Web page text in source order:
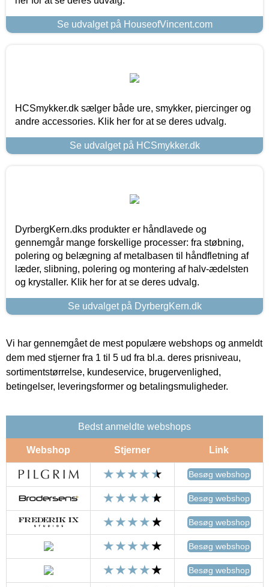
Se udvalget på HouseofVincent.com
HCSmykker.dk sælger både ure, smykker, piercinger og
andre accessories. Klik her for at se deres udvalg.
Se udvalget på HCSmykker.dk
DyrbergKern.dks produkter er håndlavede og
gennemgår mange forskellige processer: fra støbning,
polering og belægning af metalbasen til håndfletning af
læder, slibning, polering og montering af halv-ædelsten
og krystaller. Klik her for at se deres udvalg.
Se udvalget på DyrbergKern.dk
Vi har gennemgået de mest populære webshops og anmeldt
dem med stjerner fra 1 til 5 ud fra bl.a. deres prisniveau,
sortimentstørrelse, kundeservice, brugervenlighed,
betingelser, leveringsformer og betalingsmuligheder.
Bedst anmeldte webshops
Webshop Stjerner Link
Besøg webshop
Besøg webshop
Besøg webshop
Besøg webshop
Besøg webshop